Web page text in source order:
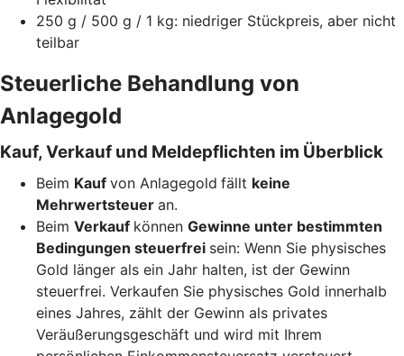
250 g / 500 g / 1 kg: niedriger Stückpreis, aber nicht
teilbar
Steuerliche Behandlung von
Anlagegold
Kauf, Verkauf und Meldepflichten im Überblick
Beim Kauf von Anlagegold fällt keine
Mehrwertsteuer an.
Beim Verkauf können Gewinne unter bestimmten
Bedingungen steuerfrei sein: Wenn Sie physisches
Gold länger als ein Jahr halten, ist der Gewinn
steuerfrei. Verkaufen Sie physisches Gold innerhalb
eines Jahres, zählt der Gewinn als privates
Veräußerungsgeschäft und wird mit Ihrem